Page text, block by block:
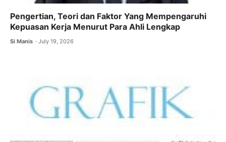
Pengertian, Teori dan Faktor Yang Mempengaruhi
Kepuasan Kerja Menurut Para Ahli Lengkap
Si Manis July 19, 2026